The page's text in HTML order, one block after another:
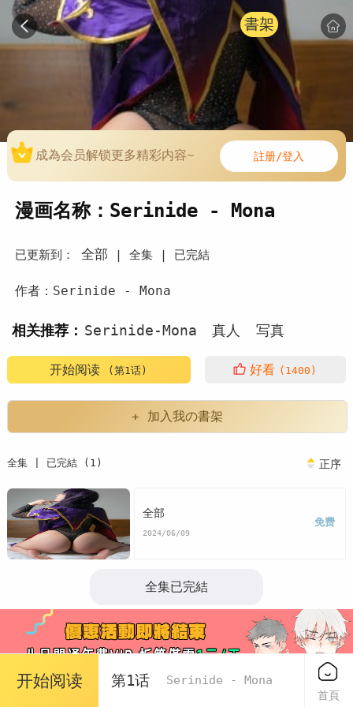
書架
成為会员解锁更多精彩内容~ 註册/登入
漫画名称：Serinide - Mona
已更新到： 全部 | 全集 | 已完結
作者：Serinide - Mona
相关推荐： Serinide-Mona 真人 写真
开始阅读 (第1话) 好看 (1400)
+ 加入我の書架
全集 | 已完結 (1) 正序
全部
2024/06/09
免费
全集已完結
开始阅读 第1话 Serinide - Mona
首頁